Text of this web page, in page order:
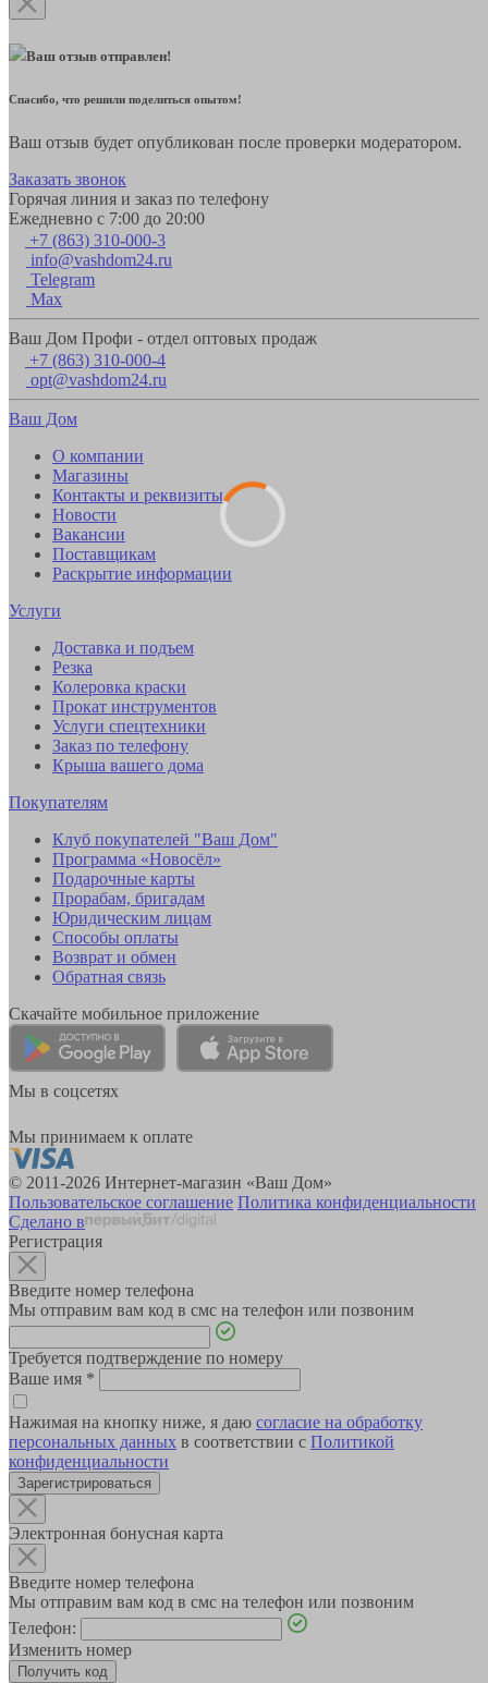
Ваш отзыв отправлен!
Спасибо, что решили поделиться опытом!
Ваш отзыв будет опубликован после проверки модератором.
Заказать звонок
Горячая линия и заказ по телефону
Ежедневно с 7:00 до 20:00
+7 (863) 310-000-3
info@vashdom24.ru
Telegram
Max
Ваш Дом Профи - отдел оптовых продаж
+7 (863) 310-000-4
opt@vashdom24.ru
Ваш Дом
О компании
Магазины
Контакты и реквизиты
Новости
Вакансии
Поставщикам
Раскрытие информации
Услуги
Доставка и подъем
Резка
Колеровка краски
Прокат инструментов
Услуги спецтехники
Заказ по телефону
Крыша вашего дома
Покупателям
Клуб покупателей "Ваш Дом"
Программа «Новосёл»
Подарочные карты
Прорабам, бригадам
Юридическим лицам
Способы оплаты
Возврат и обмен
Обратная связь
Скачайте мобильное приложение
Мы в соцсетях
Мы принимаем к оплате
© 2011-2026 Интернет-магазин «Ваш Дом»
Пользовательское соглашение Политика конфиденциальности
Сделано в
Регистрация
Введите номер телефона
Мы отправим вам код в смс на телефон или позвоним
Требуется подтверждение по номеру
Ваше имя *
Нажимая на кнопку ниже, я даю согласие на обработку
персональных данных в соответствии с Политикой
конфиденциальности
Зарегистрироваться
Электронная бонусная карта
Введите номер телефона
Мы отправим вам код в смс на телефон или позвоним
Телефон:
Изменить номер